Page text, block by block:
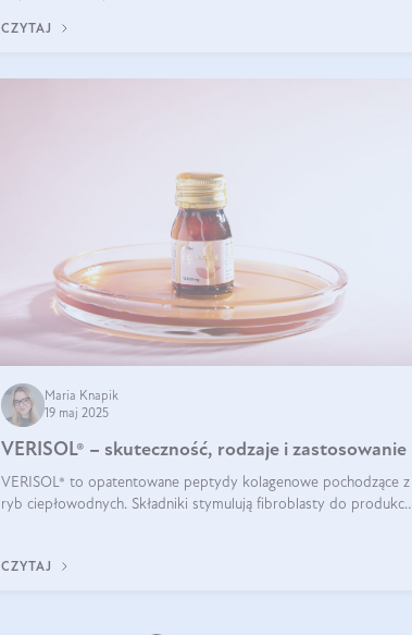
CZYTAJ
Maria Knapik
19 maj 2025
VERISOL® – skuteczność, rodzaje i zastosowanie
VERISOL® to opatentowane peptydy kolagenowe pochodzące z
ryb ciepłowodnych. Składniki stymulują fibroblasty do produkcji
komórek skóry.
CZYTAJ